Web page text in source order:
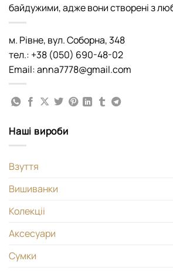
байдужими, адже вони створені з
м. Рівне, вул. Соборна, 348
тел.: +38 (050) 690-48-02
Email: anna7778@gmail.com
Наші вироби
Взуття
Вишиванки
Колекціі
Аксесуари
Сумки